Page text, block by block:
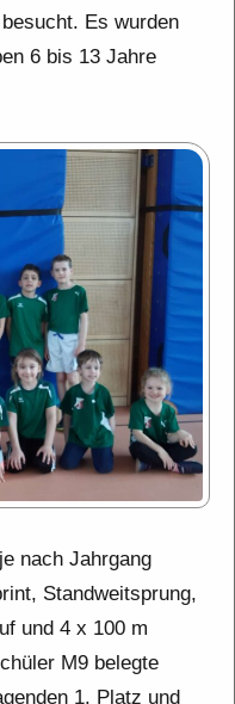
Es wurden
6 bis 13 Jahre
nach Jahrgang
Standweitsprung,
und 4 x 100 m
M9 belegte
1. Platz und